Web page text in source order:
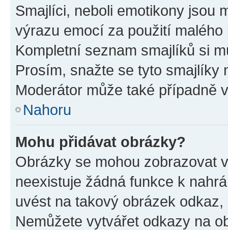
Smajlíci, neboli emotikony jsou
výrazu emocí za použití
Kompletní seznam smajlíků si
Prosím, snažte se tyto smajlíky
Moderátor může také případně
Nahoru
Mohu přidávat obrázky?
Obrázky se mohou zobrazovat
neexistuje žádná funkce k
uvést na takový obrázek
Nemůžete vytvářet odkazy na